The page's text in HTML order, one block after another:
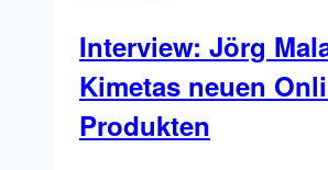
Online
Stellenanzeigen
richtig
Interview: Jörg
Kimetas neuen
Produkten